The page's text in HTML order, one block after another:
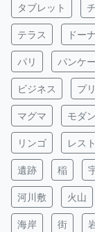
タブレット
テラス ドー
パリ パンケ
ビジネス プ
マグマ モダン
リンゴ レス
遺跡 稲
河川敷 火山
海岸 街